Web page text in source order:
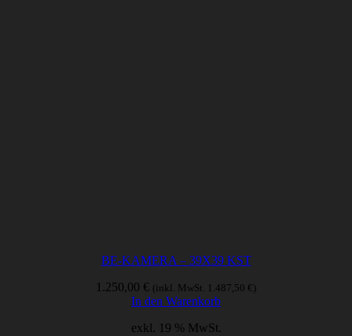
BE-KAMERA – 39X39 KST
1.250,00 € (inkl. MwSt. 1.487,50 € )
In den Warenkorb
exkl. 19 % MwSt.